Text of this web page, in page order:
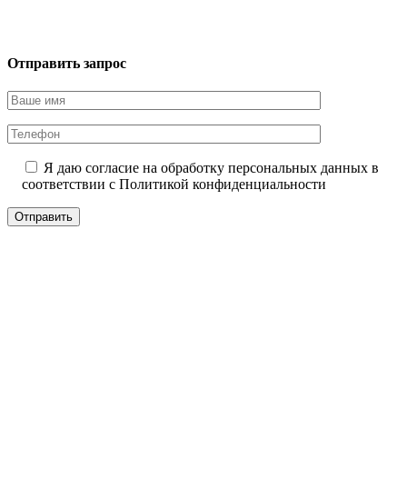
Отправить запрос
Я даю согласие на обработку персональных данных в
соответствии с Политикой конфиденциальности